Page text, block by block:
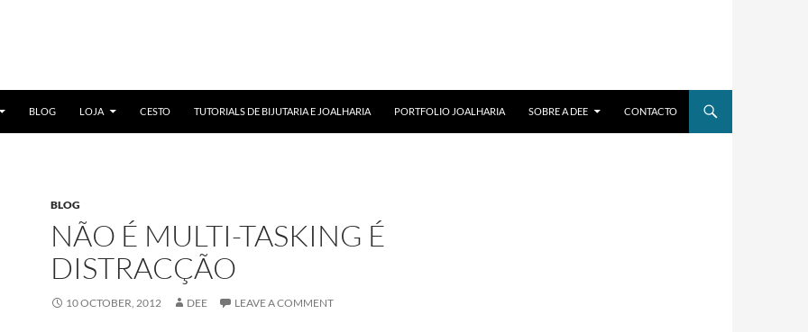
BLOG LOJA CESTO TUTORIALS DE BIJUTARIA E JOALHARIA PORTFOLIO JOALHARIA SOBRE A DEE CONTACTO
BLOG
NÃO É MULTI-TASKING É
DISTRACÇÃO
10 OCTOBER, 2012 DEE LEAVE A COMMENT